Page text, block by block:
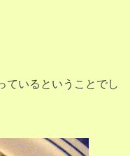
ているということでし